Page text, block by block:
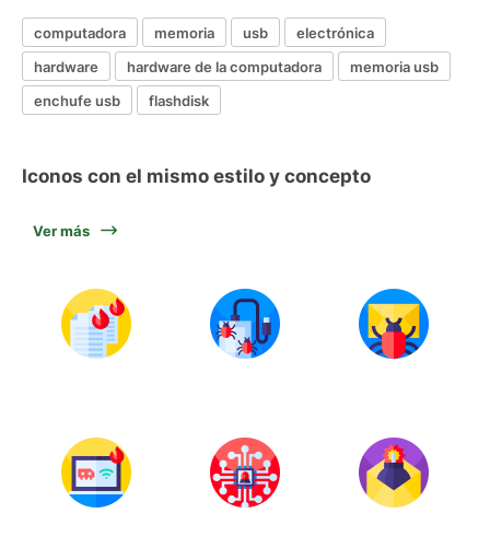
computadora memoria usb
electrónica
hardware
hardware de la computadora
memoria usb
enchufe usb
flashdisk
Iconos con el mismo estilo y concepto
Ver más